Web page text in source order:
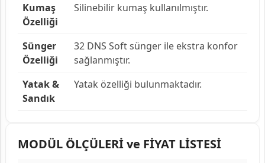
Kumaş
Özelliği
Silinebilir kumaş kullanılmıştır.
Sünger
Özelliği
32 DNS Soft sünger ile ekstra konfor
sağlanmıştır.
Yatak &
Sandık
Yatak özelliği bulunmaktadır.
MODÜL ÖLÇÜLERİ ve FİYAT LİSTESİ